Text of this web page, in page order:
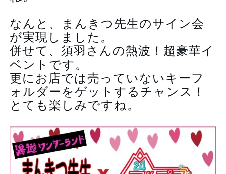
なんと、まんきつ先生のサイン会
が実現しました。
併せて、須羽さんの熱波！ 超豪華イ
ベントです。
更にお店では売っていないキーフ
ォルダーをゲットするチャンス！
とても楽しみですね。